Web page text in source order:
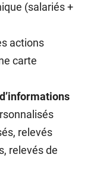
(salariés +
actions
carte
relevés
relevés de